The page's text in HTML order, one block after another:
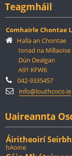
Teagmháil
Comhairle Chontae
Halla an Chontae
Ionad na Míllaoise
Dún Dealgan
A91 KFW6
042-9335457
info@louthcoco.ie
Uaireannta
Áiritheoirí
hAoine